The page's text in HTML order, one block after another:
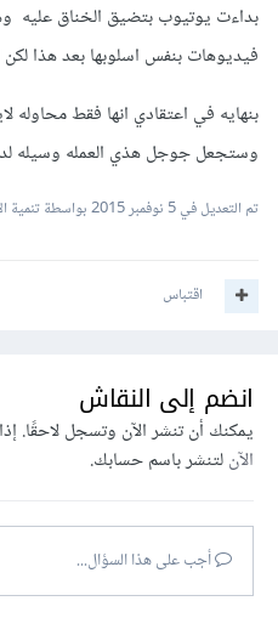
بداءت يوتيوب بتضيق الخناق عليه
فيديوهات بنفس اسلوبها بعد هذا لكن
بنهايه في اعتقادي انها فقط محاوله
وستجعل جوجل هذي العمله وسيله
تم التعديل في5 نوفمبر 2015 بواسطة تنمية
اقتباس
انضم إلى النقاش
يمكنك أن تنشر الآن وتسجل لاحقًا.
الآنلتنشر باسم حسابك.
أجب على هذا السؤال...